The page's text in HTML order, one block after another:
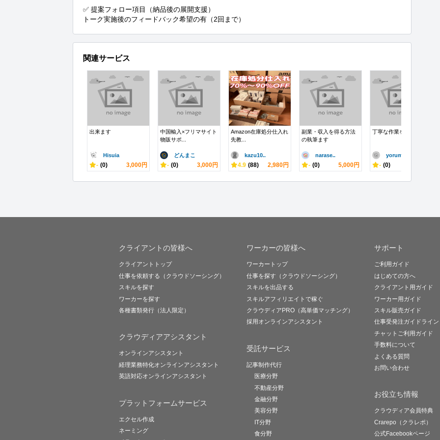
✅ 提案フォロー項目（納品後の展開支援）
トーク実施後のフィードバック希望の有（2回まで）
関連サービス
出来ます
Hisuia
- (0) 3,000円
中国輸入×フリマサイト
物販サポ...
どんまこ
- (0) 3,000円
Amazon在庫処分仕入れ
先教...
kazu10..
4.9 (88) 2,980円
副業・収入を得る方法
の執筆ます
narase..
- (0) 5,000円
丁寧な作業をします
yorume..
- (0)
クライアントの皆様へ
クライアントトップ
仕事を依頼する（クラウドソーシング）
スキルを探す
ワーカーを探す
各種書類発行（法人限定）
クラウディアアシスタント
オンラインアシスタント
経理業務特化オンラインアシスタント
英語対応オンラインアシスタント
プラットフォームサービス
エクセル作成
ネーミング
ワーカーの皆様へ
ワーカートップ
仕事を探す（クラウドソーシング）
スキルを出品する
スキルアフィリエイトで稼ぐ
クラウディアPRO（高単価マッチング）
採用オンラインアシスタント
受託サービス
記事制作代行
医療分野
不動産分野
金融分野
美容分野
IT分野
食分野
サポート
ご利用ガイド
はじめての方へ
クライアント用ガイド
ワーカー用ガイド
スキル販売ガイド
仕事受発注ガイドライン
チャットご利用ガイド
手数料について
よくある質問
お問い合わせ
お役立ち情報
クラウディア会員特典
Crarepo（クラレポ）
公式Facebookページ